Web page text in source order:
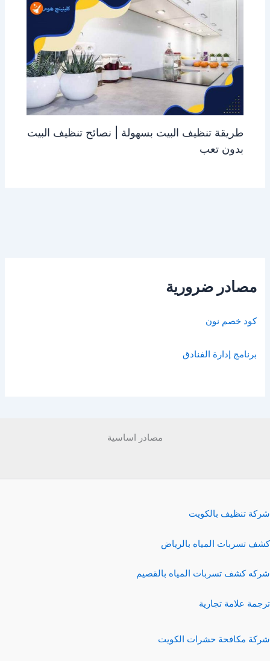
طريقة تنظيف البيت بسهولة | نصائح تنظيف البيت
بدون تعب
مصادر ضرورية
كود خصم نون
برنامج إدارة الفنادق
مصادر اساسية
شركة تنظيف بالكويت
كشف تسربات المياه بالرياض
شركه كشف تسربات المياه بالقصيم
ترجمة علامة تجارية
شركة مكافحة حشرات الكويت